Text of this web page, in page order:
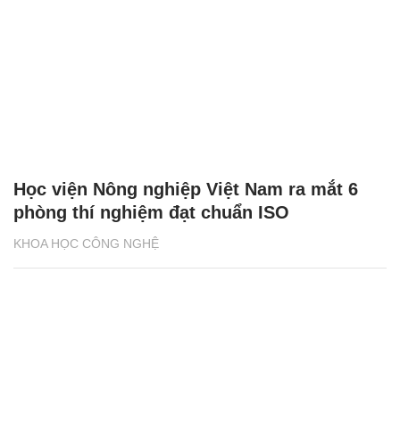
KHOA HỌC CÔNG NGHỆ
Học viện Nông nghiệp Việt Nam ra mắt 6
phòng thí nghiệm đạt chuẩn ISO